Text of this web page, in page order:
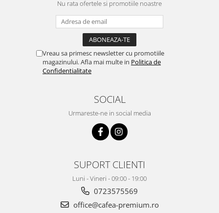
Nu rata ofertele si promotiile noastre
Vreau sa primesc newsletter cu promotiile
magazinului. Afla mai multe in Politica de
Confidentialitate
SOCIAL
Urmareste-ne in social media
SUPORT CLIENTI
Luni - Vineri - 09:00 - 19:00
0723575569
office@cafea-premium.ro